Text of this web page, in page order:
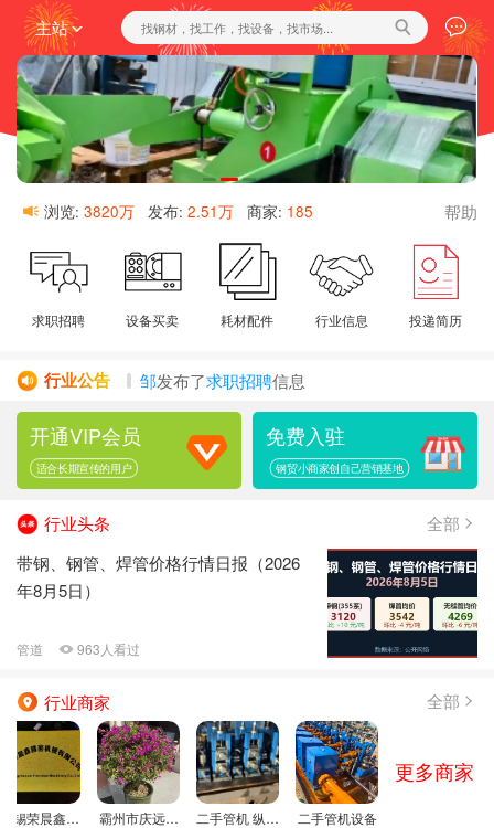
主站
浏览: 3820万 发布: 2.51万 商家: 185 帮助
求职招聘 设备买卖 耗材配件 行业信息 投递简历
行业公告 邹发布了求职招聘信息
周发布了求职招聘信息
黑皮管王24...
发布了求职招聘
发布了 求职招聘信息
奋斗发布了求职招聘信息
开通VIP会员
适合长期宣传的用户
免费入驻
钢贸小商家创自己营销基地
行业头条
全部
带钢、钢管、焊管价格行情日报（2026
年8月5日）
管道 963人看过
行业商家 全部
无锡荣晨鑫精
霸州市庆远制
二手管机 纵剪
二手管机设备
更多商家